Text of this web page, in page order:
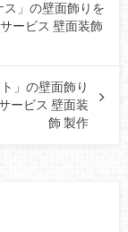
ス」の壁面飾りを
ービス 壁面装飾
」の壁面飾り
ービス 壁面装
飾 製作